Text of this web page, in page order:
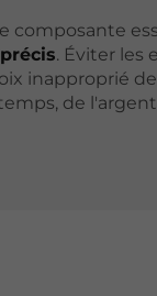
composante
. Éviter les
inapproprié
de